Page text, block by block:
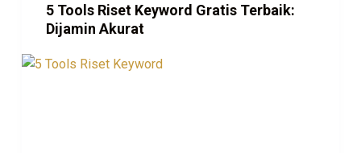
5 Tools Riset Keyword Gratis Terbaik:
Dijamin Akurat